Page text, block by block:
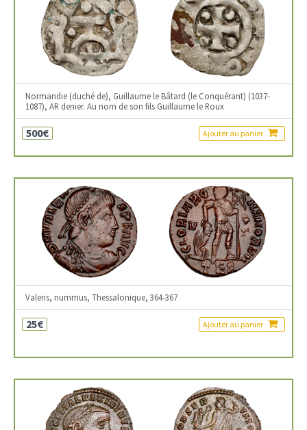
Normandie (duché de), Guillaume le Bâtard (le Conquérant) (1037-
1087), AR denier. Au nom de son fils Guillaume le Roux
500€ Ajouter au panier
Valens, nummus, Thessalonique, 364-367
25€ Ajouter au panier